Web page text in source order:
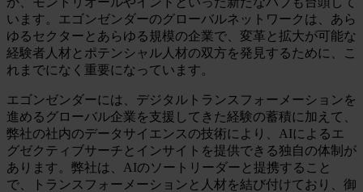
います。エゴンゼンダーのグローバルネットワークは、あら
ゆるセクターとあらゆる規模の企業で、変革と拡大が可能な
経験者人材とポテンシャル人材の双方を発見するために、こ
れまでになく重要になっています。
エゴンゼンダーには、デジタルトランスフォーメーションを
進めるグローバル企業を支援してきた経験の蓄積に加えて、
弊社の社内のデータサイエンスの技術により、AIによるエ
グゼクティブサーチとインサイトを提供できる独自の体制が
あります。弊社は、AIのソートリーダーと提携すること
で、トランスフォーメーションと人材を結び付けており、御